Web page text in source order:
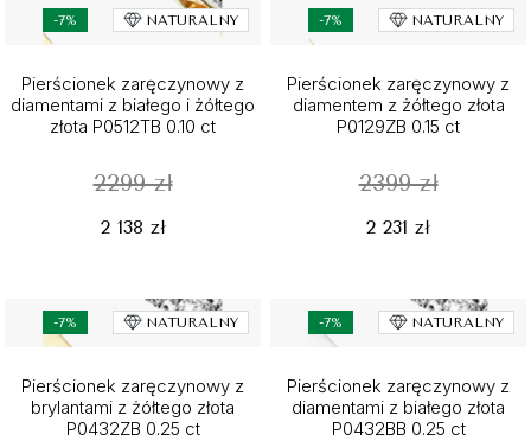
-7% NATURALNY
Pierścionek zaręczynowy z
diamentami z białego i żółtego
złota P0512TB 0.10 ct
2299 zł
2 138 zł
-7% NATURALNY
Pierścionek zaręczynowy z
diamentem z żółtego złota
P0129ZB 0.15 ct
2399 zł
2 231 zł
-7% NATURALNY
Pierścionek zaręczynowy z
brylantami z żółtego złota
P0432ZB 0.25 ct
-7% NATURALNY
Pierścionek zaręczynowy z
diamentami z białego złota
P0432BB 0.25 ct